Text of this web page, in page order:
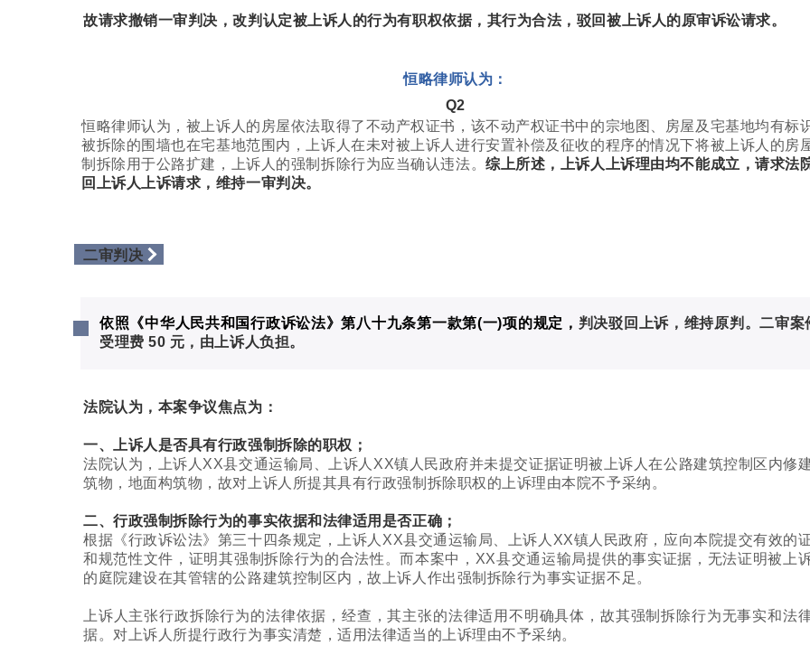
故请求撤销一审判决，改判认定被上诉人的行为有职权依据，其行为合法，驳回被上诉人的原审诉讼请求。
Q2
恒略律师认为：
恒略律师认为，被上诉人的房屋依法取得了不动产权证书，该不动产权证书中的宗地图、房屋及宅基地均有标
被拆除的围墙也在宅基地范围内，上诉人在未对被上诉人进行安置补偿及征收的程序的情况下将被上诉人的房
制拆除用于公路扩建，上诉人的强制拆除行为应当确认违法。综上所述，上诉人上诉理由均不能成立，请求法
回上诉人上诉请求，维持一审判决。
二审判决
依照《中华人民共和国行政诉讼法》第八十九条第一款第(一)项的规定， 判决驳回上诉，维持原判。二审案
受理费 50 元，由上诉人负担。
法院认为，本案争议焦点为：
一、上诉人是否具有行政强制拆除的职权；
法院认为，上诉人XX县交通运输局、上诉人XX镇人民政府并未提交证据证明被上诉人在公路建筑控制区内修
筑物，地面构筑物，故对上诉人所提其具有行政强制拆除职权的上诉理由本院不予采纳。
二、行政强制拆除行为的事实依据和法律适用是否正确；
根据《行政诉讼法》第三十四条规定，上诉人XX县交通运输局、上诉人XX镇人民政府，应向本院提交有效的
和规范性文件，证明其强制拆除行为的合法性。而本案中，XX县交通运输局提供的事实证据，无法证明被上
的庭院建设在其管辖的公路建筑控制区内，故上诉人作出强制拆除行为事实证据不足。
上诉人主张行政拆除行为的法律依据，经查，其主张的法律适用不明确具体，故其强制拆除行为无事实和法
据。对上诉人所提行政行为事实清楚，适用法律适当的上诉理由不予采纳。